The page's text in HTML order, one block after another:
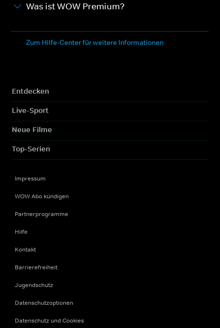
Was ist WOW Premium?
Zum Hilfe-Center für weitere Informationen
Entdecken
Live-Sport
Neue Filme
Top-Serien
Impressum
WOW Abo kündigen
Partnerprogramme
Hilfe
Kontakt
Barrierefreiheit
Jugendschutz
Datenschutzoptionen
Datenschutz und Cookies